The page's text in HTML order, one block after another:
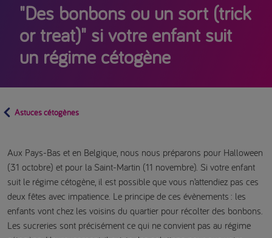
"Des bonbons ou un sort (trick
or treat)" si votre enfant suit
un régime cétogène
Astuces cétogènes
Aux Pays-Bas et en Belgique, nous nous préparons pour Halloween
(31 octobre) et pour la Saint-Martin (11 novembre). Si votre enfant
suit le régime cétogène, il est possible que vous n’attendiez pas ces
deux fêtes avec impatience. Le principe de ces évènements : les
enfants vont chez les voisins du quartier pour récolter des bonbons.
Les sucreries sont précisément ce qui ne convient pas au régime